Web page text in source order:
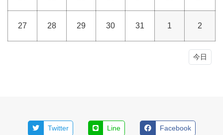
27 28 29 30 31 1 2
今日
Twitter Line Facebook